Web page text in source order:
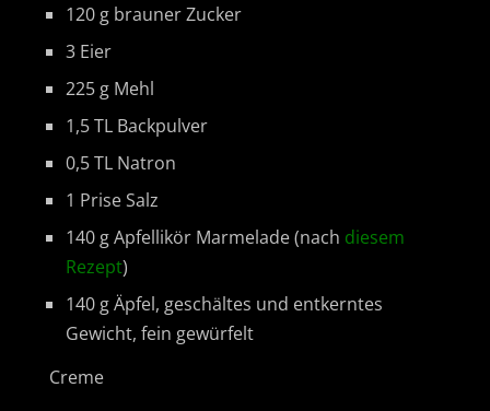
120 g brauner Zucker
3 Eier
225 g Mehl
1,5 TL Backpulver
0,5 TL Natron
1 Prise Salz
140 g Apfellikör Marmelade (nach diesem
Rezept)
140 g Äpfel, geschältes und entkerntes
Gewicht, fein gewürfelt
Creme